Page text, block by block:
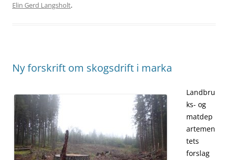
Elin Gerd Langsholt.
Ny forskrift om skogsdrift i marka
Landbru
ks- og
matdep
artemen
tets
forslag